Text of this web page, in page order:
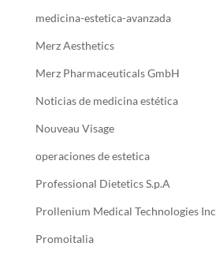
medicina-estetica-avanzada
Merz Aesthetics
Merz Pharmaceuticals GmbH
Noticias de medicina estética
Nouveau Visage
operaciones de estetica
Professional Dietetics S.p.A
Prollenium Medical Technologies
Promoitalia